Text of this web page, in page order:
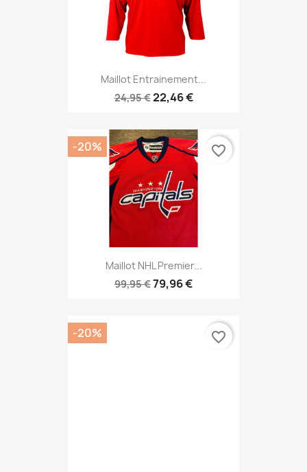
Maillot Entrainement...
24,95 €22,46 €
Maillot NHL Premier...
99,95 €79,96 €
-20% favorite_border
-20% favorite_border